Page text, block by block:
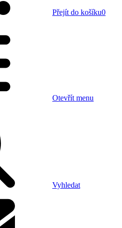
Přejít do košíku0
Otevřít menu
Vyhledat